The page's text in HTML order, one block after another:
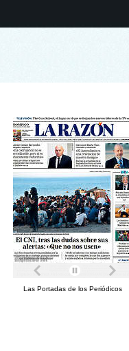
Las Portadas de los Periódicos